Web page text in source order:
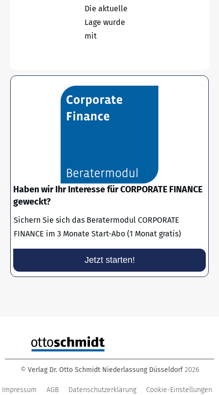
Die aktuelle
Lage wurde
mit
Haben wir Ihr Interesse für CORPORATE FINANCE
geweckt?
Sichern Sie sich das Beratermodul CORPORATE
FINANCE im 3 Monate Start-Abo (1 Monat gratis)
Jetzt starten!
© Verlag Dr. Otto Schmidt Niederlassung Düsseldorf 2026
Impressum AGB Datenschutzerklärung Cookie-Einstellungen